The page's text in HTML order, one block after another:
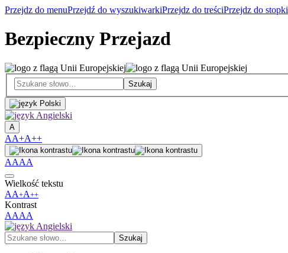
Przejdz do menuPrzejdź do wyszukiwarkiPrzejdz do treściPrzejdz do stopki
Bezpieczny Przejazd
A
AA+A++
AAAA
Wielkość tekstu
AA+A++
Kontrast
AAAA